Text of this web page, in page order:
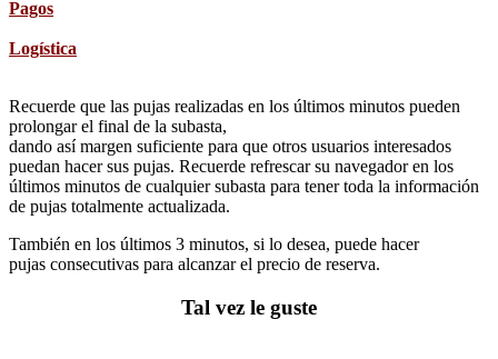
Pagos
Logística
Recuerde que las pujas realizadas en los últimos minutos pueden
prolongar el final de la subasta,
dando así margen suficiente para que otros usuarios interesados
puedan hacer sus pujas. Recuerde refrescar su navegador en los
últimos minutos de cualquier subasta para tener toda la información
de pujas totalmente actualizada.
También en los últimos 3 minutos, si lo desea, puede hacer
pujas consecutivas para alcanzar el precio de reserva.
Tal vez le guste